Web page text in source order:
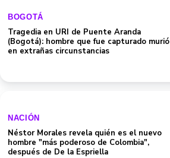
BOGOTÁ
Tragedia en URI de Puente Aranda
(Bogotá): hombre que fue capturado murió
en extrañas circunstancias
NACIÓN
Néstor Morales revela quién es el nuevo
hombre "más poderoso de Colombia",
después de De la Espriella